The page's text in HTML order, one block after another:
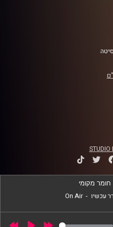
STUDIO
חומר מקומי
עכשיו -
On Air